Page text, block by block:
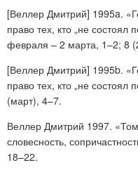
[Веллер Дмитрий] 1995a.
право тех, кто „не состоял
февраля – 2 марта, 1–2; 8
[Веллер Дмитрий] 1995b.
право тех, кто „не состоял
(март), 4–7.
Веллер Дмитрий 1997.
словесность,
18–22.